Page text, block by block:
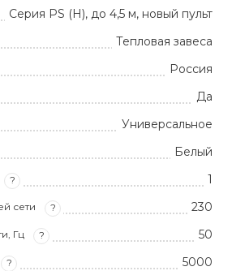
Серия PS (H), до 4,5 м, новый пульт
Тепловая завеса
Россия
Да
Универсальное
Белый
? 1
сети ? 230
Гц ? 50
? 5000